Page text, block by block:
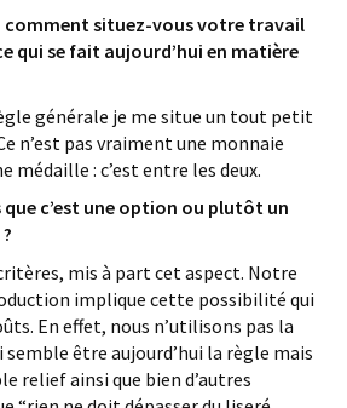
comment situez-vous votre travail
qui se fait aujourd’hui en matière
générale je me situe un tout petit
n’est pas vraiment une monnaie
médaille : c’est entre les deux.
que c’est une option ou plutôt un
mis à part cet aspect. Notre
implique cette possibilité qui
En effet, nous n’utilisons pas la
semble être aujourd’hui la règle mais
relief ainsi que bien d’autres